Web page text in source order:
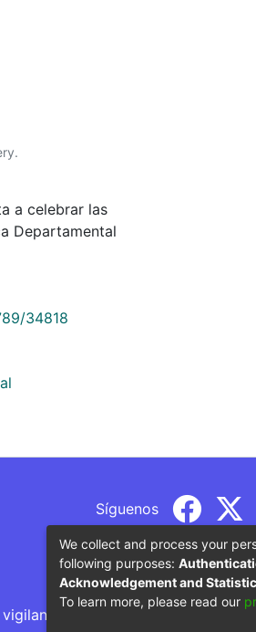
a celebrar las
Departamental
34818
Síguenos
por parte del Ministerio de
We collect and process your
following purposes:
Acknowledgement and
To learn more, please read our